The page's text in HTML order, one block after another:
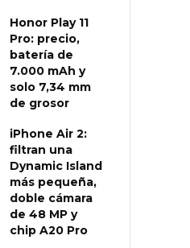
Honor Play 11
Pro: precio,
batería de
7.000 mAh y
solo 7,34 mm
de grosor
iPhone Air 2:
filtran una
Dynamic Island
más pequeña,
doble cámara
de 48 MP y
chip A20 Pro